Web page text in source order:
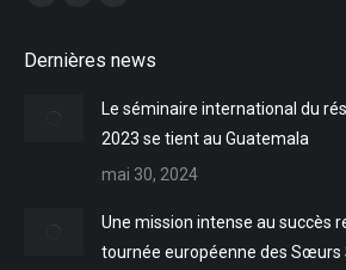
opensopens
new
opens
new
Dernières news
Le séminaire international du
2023 se tient au Guatemala
mai 30, 2024
Une mission intense au succès
tournée européenne des Sœurs